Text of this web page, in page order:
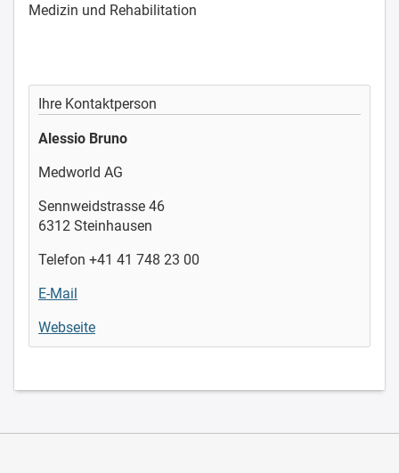
Medizin und Rehabilitation
Ihre Kontaktperson
Alessio Bruno
Medworld AG
Sennweidstrasse 46
6312 Steinhausen
Telefon +41 41 748 23 00
E-Mail
Webseite